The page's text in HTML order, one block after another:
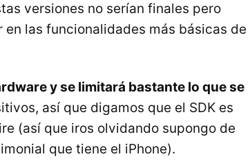
versiones no serían finales pero
las funcionalidades más básicas de
y se limitará bastante lo que se
así que digamos que el SDK es
(así que iros olvidando supongo de
que tiene el iPhone).